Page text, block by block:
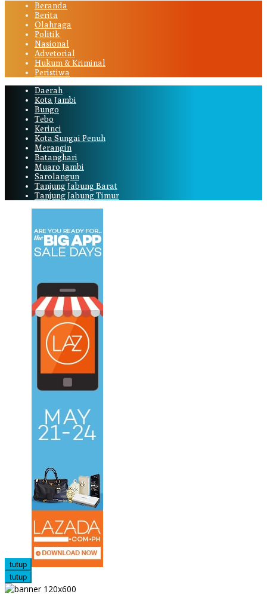
Beranda
Berita
Olahraga
Politik
Nasional
Advetorial
Hukum & Kriminal
Peristiwa
Daerah
Kota Jambi
Bungo
Tebo
Kerinci
Kota Sungai Penuh
Merangin
Batanghari
Muaro Jambi
Sarolangun
Tanjung Jabung Barat
Tanjung Jabung Timur
tutup
tutup